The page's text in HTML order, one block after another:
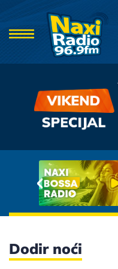
Dodir noći